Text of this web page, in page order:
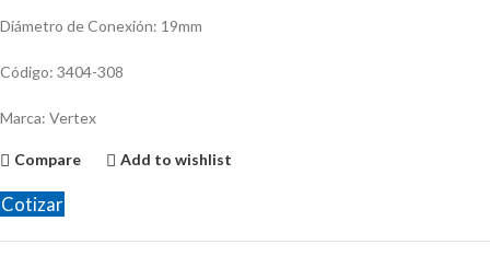
Diámetro de Conexión: 19mm
Código: 3404-308
Marca: Vertex
Compare Add to wishlist
Cotizar